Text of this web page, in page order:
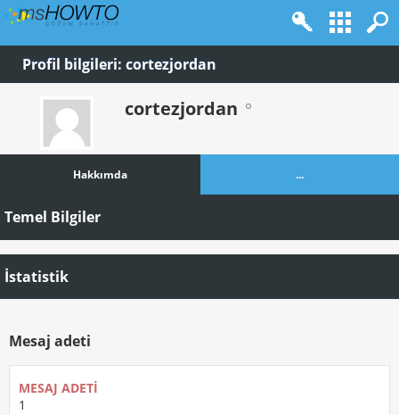
Profil bilgileri: cortezjordan
cortezjordan
Hakkımda ...
Temel Bilgiler
İstatistik
Mesaj adeti
MESAJ ADETI
1